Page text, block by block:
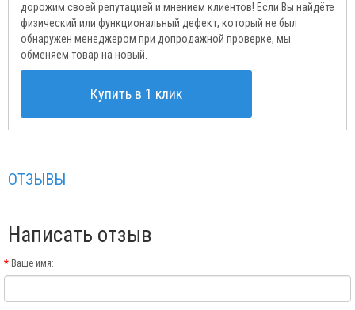
дорожим своей репутацией и мнением клиентов! Если Вы найдёте
физический или функциональный дефект, который не был
обнаружен менеджером при допродажной проверке, мы
обменяем товар на новый.
Купить в 1 клик
ОТЗЫВЫ
Написать отзыв
Ваше имя: